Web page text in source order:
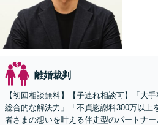
離婚裁判
【初回相談無料】【子連れ相談可】「大
総合的な解決力」「不貞慰謝料300万以上
者さまの想いを叶える伴走型のパートナー